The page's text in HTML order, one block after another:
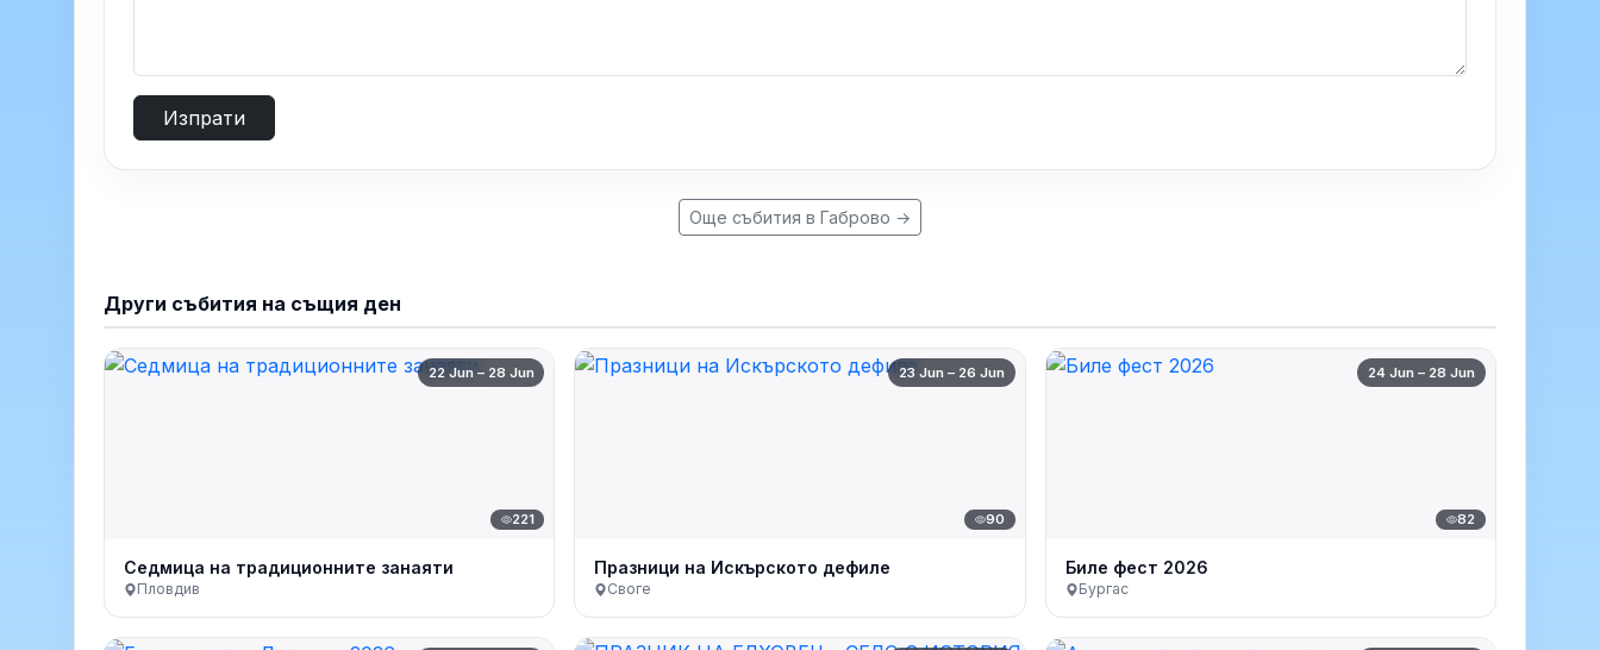
Изпрати
Още събития в Габрово →
Други събития на същия ден
22 Jun – 28 Jun
221
Седмица на традиционните занаяти
Пловдив
23 Jun – 26 Jun
90
Празници на Искърското дефиле
Своге
24 Jun – 28 Jun
82
Биле фест 2026
Бургас